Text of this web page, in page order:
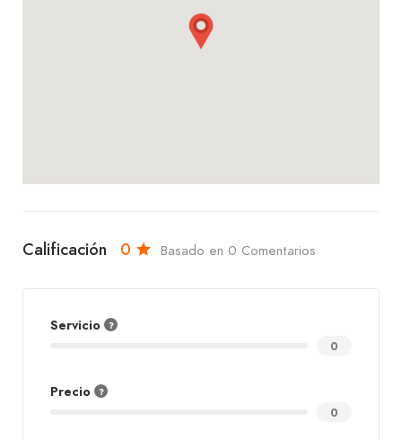
Calificación 0 Basado en 0 Comentarios
Servicio
0
Precio
0